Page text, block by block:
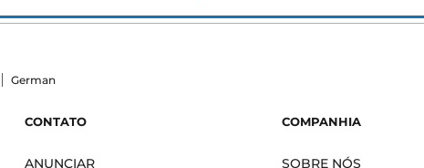
German
CONTATO
ANUNCIAR
COMPANHIA
SOBRE NÓS